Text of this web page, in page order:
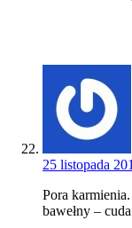
25 listopada
Pora
bawełny –